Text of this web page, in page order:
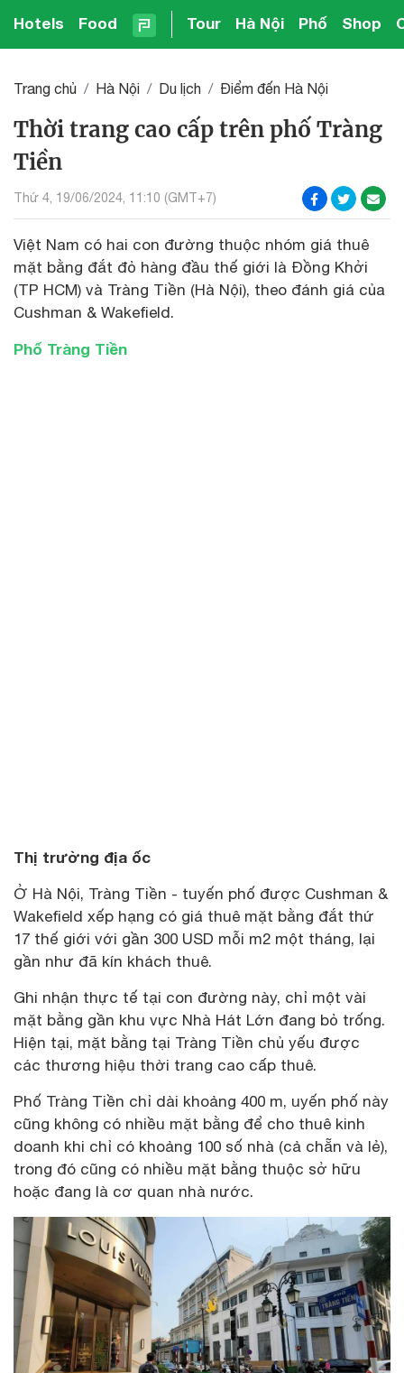
Hotels Food Tour Hà Nội Phố Shop
Trang chủ Hà Nội Du lịch Điểm đến Hà Nội
Thời trang cao cấp trên phố Tràng
Tiền
Thứ 4, 19/06/2024, 11:10 (GMT+7)
Việt Nam có hai con đường thuộc nhóm giá thuê
mặt bằng đắt đỏ hàng đầu thế giới là Đồng Khởi
(TP HCM) và Tràng Tiền (Hà Nội), theo đánh giá của
Cushman & Wakefield.
Phố Tràng Tiền
Thị trường địa ốc
Ở Hà Nội, Tràng Tiền - tuyến phố được Cushman &
Wakefield xếp hạng có giá thuê mặt bằng đắt thứ
17 thế giới với gần 300 USD mỗi m2 một tháng, lại
gần như đã kín khách thuê.
Ghi nhận thực tế tại con đường này, chỉ một vài
mặt bằng gần khu vực Nhà Hát Lớn đang bỏ trống.
Hiện tại, mặt bằng tại Tràng Tiền chủ yếu được
các thương hiệu thời trang cao cấp thuê.
Phố Tràng Tiền chỉ dài khoảng 400 m, uyến phố này
cũng không có nhiều mặt bằng để cho thuê kinh
doanh khi chỉ có khoảng 100 số nhà (cả chẵn và lẻ),
trong đó cũng có nhiều mặt bằng thuộc sở hữu
hoặc đang là cơ quan nhà nước.